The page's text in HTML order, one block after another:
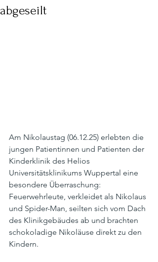
abgeseilt
Am Nikolaustag (06.12.25) erlebten die
jungen Patientinnen und Patienten der
Kinderklinik des Helios
Universitätsklinikums Wuppertal eine
besondere Überraschung:
Feuerwehrleute, verkleidet als Nikolaus
und Spider-Man, seilten sich vom Dach
des Klinikgebäudes ab und brachten
schokoladige Nikoläuse direkt zu den
Kindern.